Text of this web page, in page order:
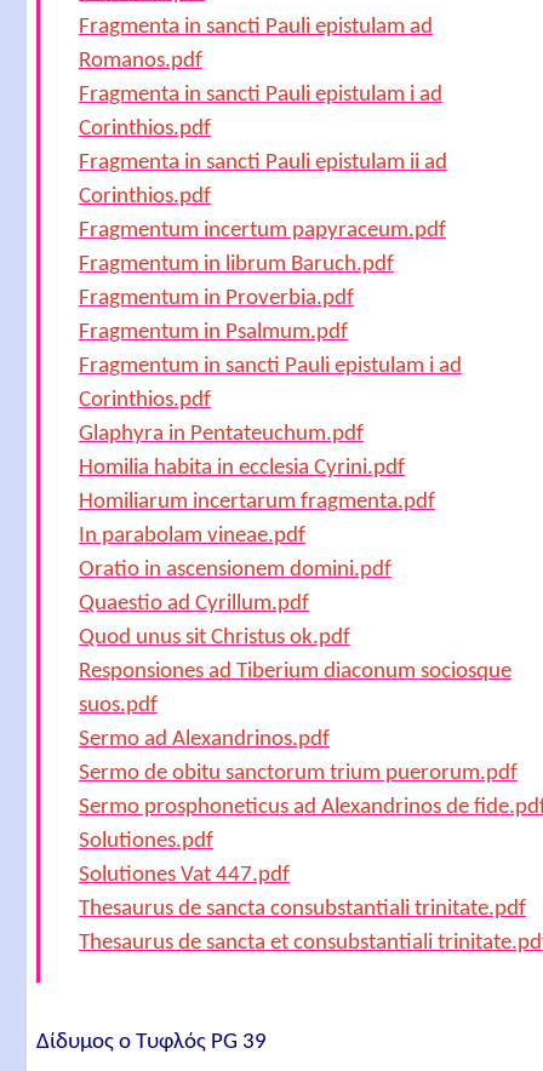
Fragmenta in sancti Pauli epistulam ad
Romanos.pdf
Fragmenta in sancti Pauli epistulam i ad
Corinthios.pdf
Fragmenta in sancti Pauli epistulam ii ad
Corinthios.pdf
Fragmentum incertum papyraceum.pdf
Fragmentum in librum Baruch.pdf
Fragmentum in Proverbia.pdf
Fragmentum in Psalmum.pdf
Fragmentum in sancti Pauli epistulam i ad
Corinthios.pdf
Glaphyra in Pentateuchum.pdf
Homilia habita in ecclesia Cyrini.pdf
Homiliarum incertarum fragmenta.pdf
In parabolam vineae.pdf
Oratio in ascensionem domini.pdf
Quaestio ad Cyrillum.pdf
Quod unus sit Christus ok.pdf
Responsiones ad Tiberium diaconum sociosque
suos.pdf
Sermo ad Alexandrinos.pdf
Sermo de obitu sanctorum trium puerorum.pdf
Sermo prosphoneticus ad Alexandrinos de
Solutiones.pdf
Solutiones Vat 447.pdf
Thesaurus de sancta consubstantiali trinitate.pdf
Thesaurus de sancta et consubstantiali
Δίδυμος ο Τυφλός PG 39